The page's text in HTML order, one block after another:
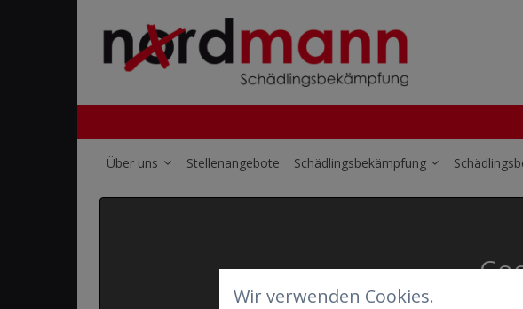
Über uns Stellenangebote Schädlingsbekämpfung
Aufgrund Ihrer Cookie-
Wir verwenden Cookies.